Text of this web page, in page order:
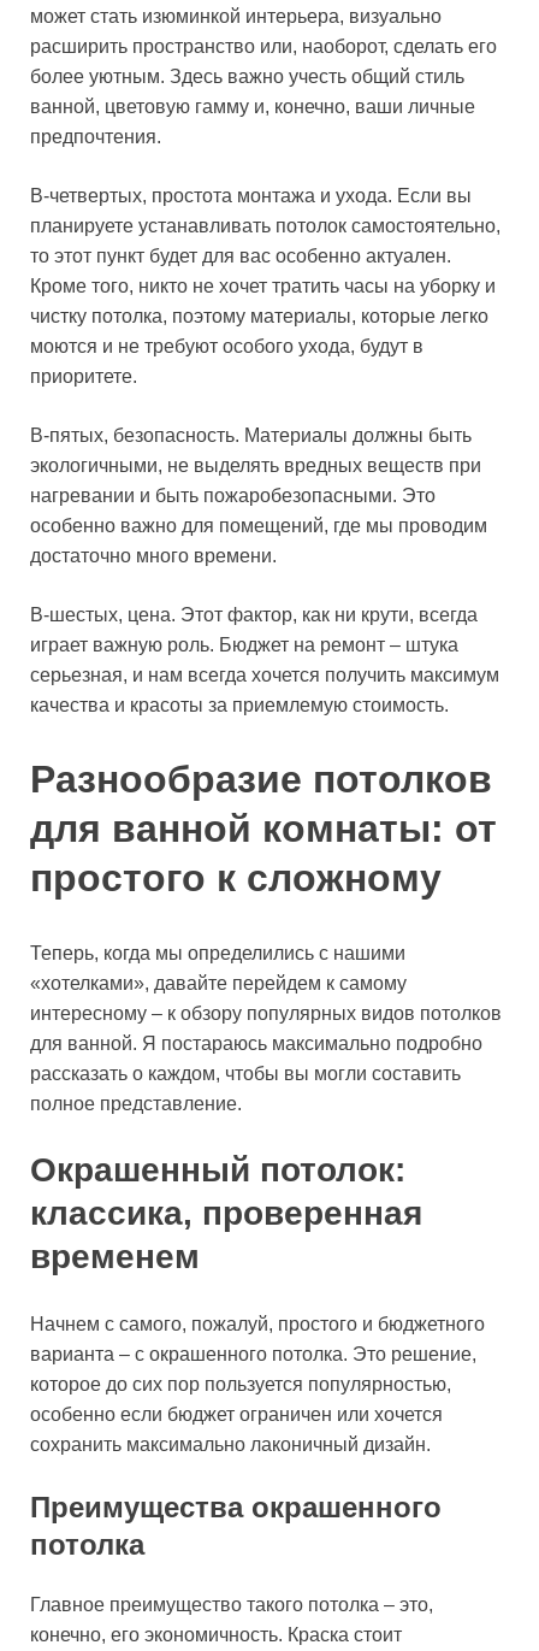
может стать изюминкой интерьера, визуально
расширить пространство или, наоборот, сделать его
более уютным. Здесь важно учесть общий стиль
ванной, цветовую гамму и, конечно, ваши личные
предпочтения.
В-четвертых, простота монтажа и ухода. Если вы
планируете устанавливать потолок самостоятельно,
то этот пункт будет для вас особенно актуален.
Кроме того, никто не хочет тратить часы на уборку и
чистку потолка, поэтому материалы, которые легко
моются и не требуют особого ухода, будут в
приоритете.
В-пятых, безопасность. Материалы должны быть
экологичными, не выделять вредных веществ при
нагревании и быть пожаробезопасными. Это
особенно важно для помещений, где мы проводим
достаточно много времени.
В-шестых, цена. Этот фактор, как ни крути, всегда
играет важную роль. Бюджет на ремонт – штука
серьезная, и нам всегда хочется получить максимум
качества и красоты за приемлемую стоимость.
Разнообразие потолков
для ванной комнаты: от
простого к сложному
Теперь, когда мы определились с нашими
«хотелками», давайте перейдем к самому
интересному – к обзору популярных видов потолков
для ванной. Я постараюсь максимально подробно
рассказать о каждом, чтобы вы могли составить
полное представление.
Окрашенный потолок:
классика, проверенная
временем
Начнем с самого, пожалуй, простого и бюджетного
варианта – с окрашенного потолка. Это решение,
которое до сих пор пользуется популярностью,
особенно если бюджет ограничен или хочется
сохранить максимально лаконичный дизайн.
Преимущества окрашенного
потолка
Главное преимущество такого потолка – это,
конечно, его экономичность. Краска стоит